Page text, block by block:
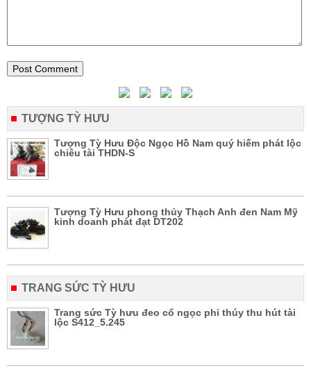
TƯỢNG TỲ HƯU
Tượng Tỳ Hưu Độc Ngọc Hồ Nam quý hiếm phát lộc
chiêu tài THDN-S
Tượng Tỳ Hưu phong thủy Thạch Anh đen Nam Mỹ
kinh doanh phát đạt DT202
TRANG SỨC TỲ HƯU
Trang sức Tỳ hưu đeo cổ ngọc phỉ thúy thu hút tài
lộc S412_5.245